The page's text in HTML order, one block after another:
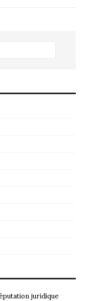
juridique